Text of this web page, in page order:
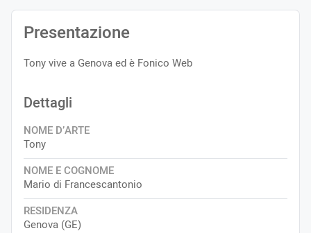
Presentazione
Tony vive a Genova ed è Fonico Web
Dettagli
NOME D’ARTE
Tony
NOME E COGNOME
Mario di Francescantonio
RESIDENZA
Genova (GE)